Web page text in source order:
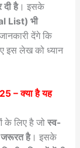
है। इसके
List) भी
देंगे कि
इस लेख को ध्यान
– क्या है यह
के लिए है जो स्व-
जरूरत है। इसके